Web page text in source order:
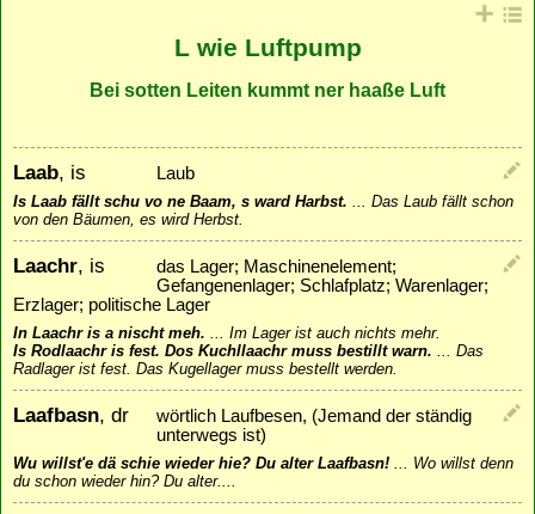
L wie Luftpump
Bei sotten Leiten kummt ner haaße Luft
Laab, is Laub
Is Laab fällt schu vo ne Baam, s ward Harbst. ... Das Laub fällt schon
von den Bäumen, es wird Herbst.
Laachr, is
das Lager; Maschinenelement;
Gefangenenlager; Schlafplatz; Warenlager;
Erzlager; politische Lager
In Laachr is a nischt meh. ... Im Lager ist auch nichts mehr.
Is Rodlaachr is fest. Dos Kuchllaachr muss bestillt warn. ... Das
Radlager ist fest. Das Kugellager muss bestellt werden.
Laafbasn, dr
wörtlich Laufbesen, (Jemand der ständig
unterwegs ist)
Wu willst'e dä schie wieder hie? Du alter Laafbasn! ... Wo willst denn
du schon wieder hin? Du alter....